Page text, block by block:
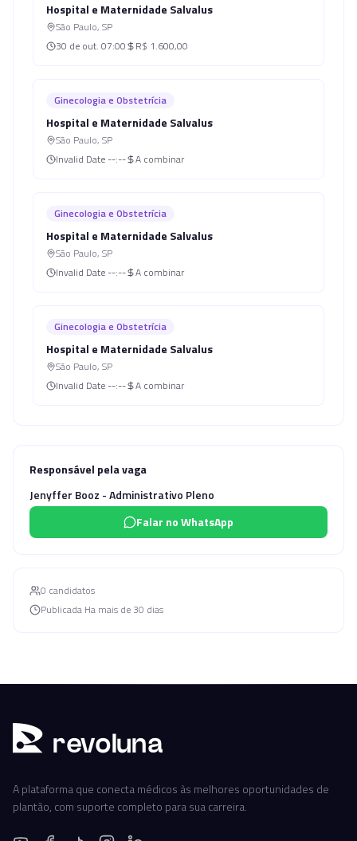
Hospital e Maternidade Salvalus
São Paulo, SP
30 de out. 07:00 R$ 1.600,00
Ginecologia e Obstetrícia
Hospital e Maternidade Salvalus
São Paulo, SP
Invalid Date --:-- A combinar
Ginecologia e Obstetrícia
Hospital e Maternidade Salvalus
São Paulo, SP
Invalid Date --:-- A combinar
Ginecologia e Obstetrícia
Hospital e Maternidade Salvalus
São Paulo, SP
Invalid Date --:-- A combinar
Responsável pela vaga
Jenyffer Booz - Administrativo Pleno
Falar no WhatsApp
0 candidatos
Publicada Ha mais de 30 dias
revoluna
A plataforma que conecta médicos às melhores oportunidades de
plantão, com suporte completo para sua carreira.